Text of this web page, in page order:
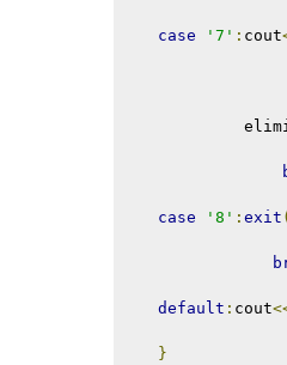
case '7' : cout
case '8' : exit
default : cout
}